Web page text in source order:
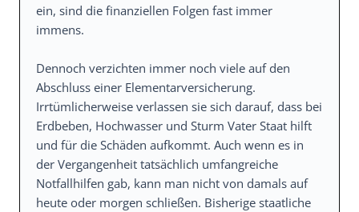
ein, sind die finanziellen Folgen fast immer
immens.
Dennoch verzichten immer noch viele auf den
Abschluss einer Elementarversicherung.
Irrtümlicherweise verlassen sie sich darauf, dass bei
Erdbeben, Hochwasser und Sturm Vater Staat hilft
und für die Schäden aufkommt. Auch wenn es in
der Vergangenheit tatsächlich umfangreiche
Notfallhilfen gab, kann man nicht von damals auf
heute oder morgen schließen. Bisherige staatliche